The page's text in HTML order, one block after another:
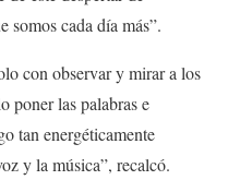
somos cada día más”.
con observar y mirar a los
poner las palabras e
tan energéticamente
y la música”, recalcó.